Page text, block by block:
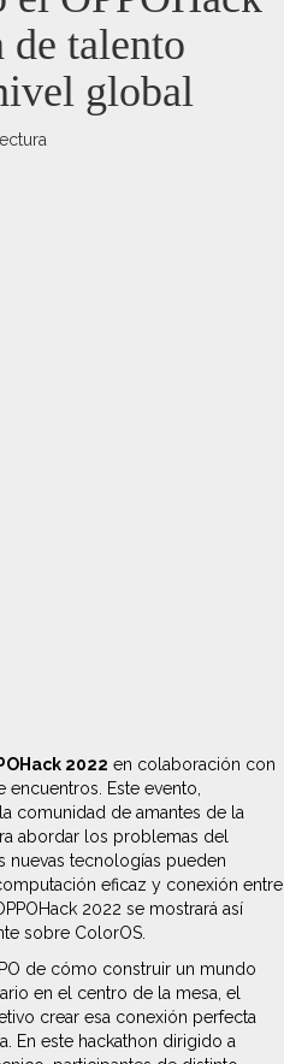
de talento
global
2022 en colaboración con
encuentros. Este evento,
comunidad de amantes de la
abordar los problemas del
nuevas tecnologías pueden
eficaz y conexión entre
2022 se mostrará así
sobre ColorOS.
de cómo construir un mundo
en el centro de la mesa, el
crear esa conexión perfecta
En este hackathon dirigido a